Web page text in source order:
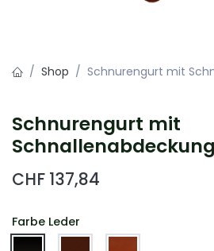
Shop Schnurengurt mit
Schnurengurt mit
Schnallenabdeckung
CHF 137,84
Farbe Leder